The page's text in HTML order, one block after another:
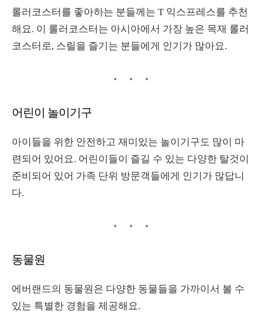
롤러코스터를 좋아하는 분들께는 T 익스프레스를 추천
해요. 이 롤러코스터는 아시아에서 가장 높은 목재 롤러
코스터로 , 스릴을 즐기는 분들에게 인기가 많아요.
어린이 놀이기구
아이들을 위한 안전하고 재미있는 놀이기구도 많이 마
련되어 있어요. 어린이들이 즐길 수 있는 다양한 탈것이
준비되어 있어 가족 단위 방문객들에게 인기가 많답니
다.
동물원
에버랜드의 동물원은 다양한 동물들을 가까이서 볼 수
있는 특별한 경험을 제공해요.